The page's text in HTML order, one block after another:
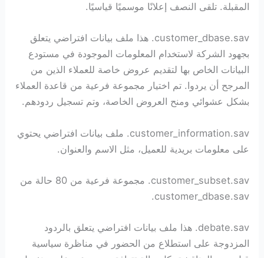
المقبلة. تلقى النصف إعلانًا موسميًا قياسيًا.
customer_dbase.sav. هذا ملف بيانات افتراضي يتعلق
بجهود الشركة لاستخدام المعلومات الموجودة في مستودع
البيانات الخاص بها لتقديم عروض خاصة للعملاء الذين من
المرجح أن يردوا. تم اختيار مجموعة فرعية من قاعدة العملاء
بشكل عشوائي ومنح العروض الخاصة، وتم تسجيل ردودهم.
customer_information.sav. ملف بيانات افتراضي يحتوي
على معلومات بريدية للعميل، مثل الاسم والعنوان.
customer_subset.sav. مجموعة فرعية من 80 حالة من
customer_dbase.sav.
debate.sav. هذا ملف بيانات افتراضي يتعلق بالردود
المزدوجة على استطلاع من الحضور في مناظرة سياسية